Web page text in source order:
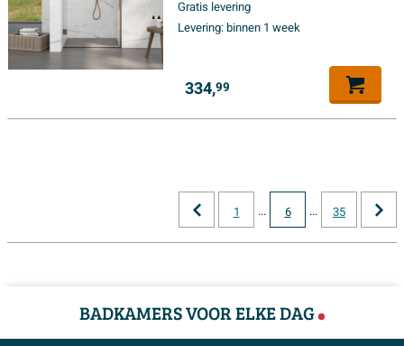
Gratis levering
Levering:binnen 1 week
334,99
1 ... 6 ... 35
BADKAMERS VOOR ELKE DAG